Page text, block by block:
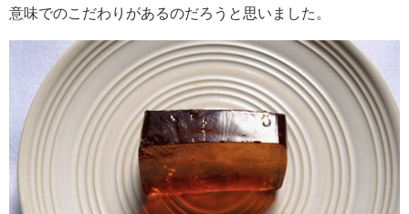
意味でのこだわりがあるのだろうと思いました。